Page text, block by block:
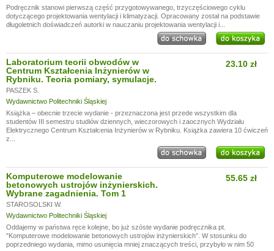
Podręcznik stanowi pierwszą część przygotowywanego, trzyczęściowego cyklu
dotyczącego projektowania wentylacji i klimatyzacji. Opracowany został na podstawie
długoletnich doświadczeń autorki w nauczaniu projektowania wentylacji i...
Laboratorium teorii obwodów w
Centrum Kształcenia Inżynierów w
Rybniku. Teoria pomiary, symulacje.
PASZEK S.
Wydawnictwo Politechniki Śląskiej
23.10 zł
Książka – obecnie trzecie wydanie - przeznaczona jest przede wszystkim dla
studentów III semestru studiów dziennych, wieczorowych i zaocznych Wydziału
Elektrycznego Centrum Kształcenia Inżynierów w Rybniku. Książka zawiera 10 ćwiczeń
z...
Komputerowe modelowanie
betonowych ustrojów inżynierskich.
Wybrane zagadnienia. Tom 1
STAROSOLSKI W.
Wydawnictwo Politechniki Śląskiej
55.65 zł
Oddajemy w państwa ręce kolejne, bo już szóste wydanie podręcznika pt.
"Komputerowe modelowanie betonowych ustrojów inżynierskich”. W stosunku do
poprzedniego wydania, mimo usunięcia mniej znaczących treści, przybyło w nim 50